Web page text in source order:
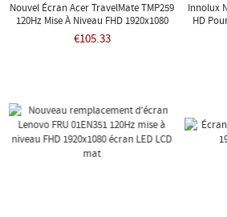
Nouvel Écran Acer TravelMate TMP259
120Hz Mise À Niveau FHD 1920x1080
Écran LED LCD Mat
€105.33
Innolux
HD